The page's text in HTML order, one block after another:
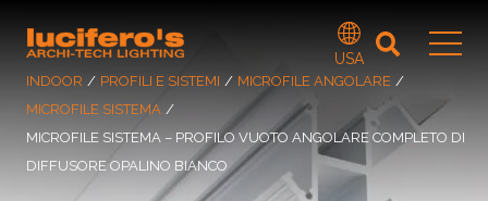
INDOOR / PROFILI E SISTEMI / MICROFILE ANGOLARE /
MICROFILE SISTEMA /
MICROFILE SISTEMA – PROFILO VUOTO ANGOLARE COMPLETO DI
DIFFUSORE OPALINO BIANCO
USA